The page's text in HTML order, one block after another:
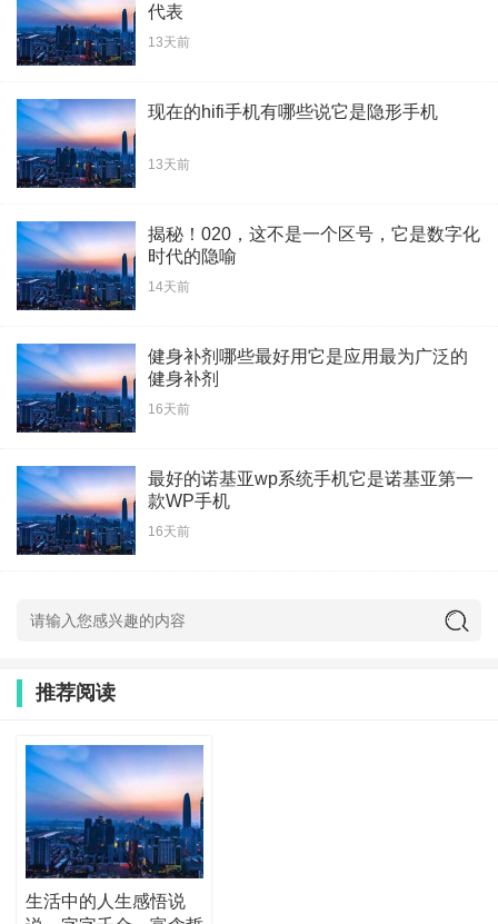
代表
13天前
现在的hifi手机有哪些说它是隐形手机
13天前
揭秘！020，这不是一个区号，它是数字化
时代的隐喻
14天前
健身补剂哪些最好用它是应用最为广泛的
健身补剂
16天前
最好的诺基亚wp系统手机它是诺基亚第一
款WP手机
16天前
推荐阅读
生活中的人生感悟说